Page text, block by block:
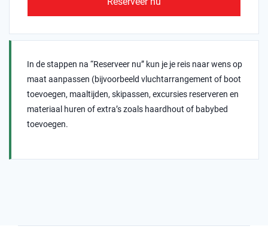
In de stappen na “Reserveer nu” kun je je reis naar wens op
maat aanpassen (bijvoorbeeld vluchtarrangement of boot
toevoegen, maaltijden, skipassen, excursies reserveren en
materiaal huren of extra’s zoals haardhout of babybed
toevoegen.